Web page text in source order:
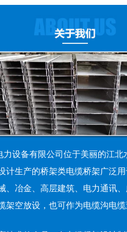
力设备有限公司位于美丽的江北
计生产的桥架类电缆桥架广泛
、冶金、高层建筑、电力通讯
架空放设，也可作为电缆沟电缆